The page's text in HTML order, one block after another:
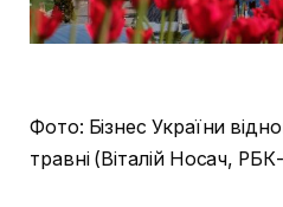
Фото: Бізнес України
травні (Віталій Носач,